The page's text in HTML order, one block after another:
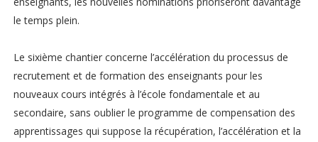
le temps plein.
Le sixième chantier concerne l’accélération du processus de
recrutement et de formation des enseignants pour les
nouveaux cours intégrés à l’école fondamentale et au
secondaire, sans oublier le programme de compensation des
apprentissages qui suppose la récupération, l’accélération et la